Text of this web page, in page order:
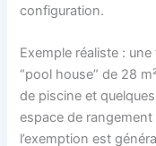
configuration.
Exemple réaliste :
“pool house” de 28
de piscine et
espace de
l’exemption est